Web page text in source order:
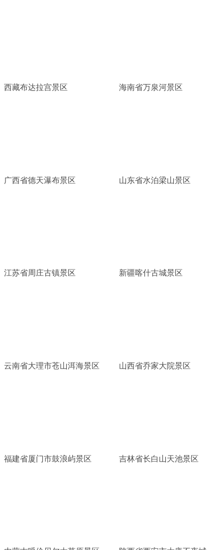
西藏布达拉宫景区 海南省万泉河景区
广西省德天瀑布景区 山东省水泊梁山景区
江苏省周庄古镇景区 新疆喀什古城景区
云南省大理市苍山洱海景区 山西省乔家大院景区
福建省厦门市鼓浪屿景区 吉林省长白山天池景区